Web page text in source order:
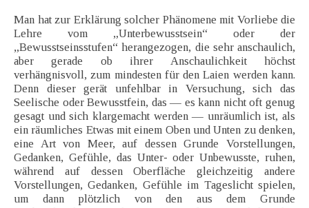
Man hat zur Erklärung solcher Phänomene mit Vorliebe die
Lehre vom „Unterbewusstsein“ oder der
„Bewusstseinsstufen“ herangezogen, die sehr anschaulich,
aber gerade ob ihrer Anschaulichkeit höchst
verhängnisvoll, zum mindesten für den Laien werden kann.
Denn dieser gerät unfehlbar in Versuchung, sich das
Seelische oder Bewusstfein, das — es kann nicht oft genug
gesagt und sich klargemacht werden — unräumlich ist, als
ein räumliches Etwas mit einem Oben und Unten zu denken,
eine Art von Meer, auf dessen Grunde Vorstellungen,
Gedanken, Gefühle, das Unter- oder Unbewusste, ruhen,
während auf dessen Oberfläche gleichzeitig andere
Vorstellungen, Gedanken, Gefühle im Tageslicht spielen,
um dann plötzlich von den aus dem Grunde